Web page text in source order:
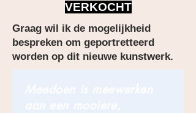
VERKOCHT
Graag wil ik de mogelijkheid
bespreken om geportretteerd
worden op dit nieuwe kunstwerk.